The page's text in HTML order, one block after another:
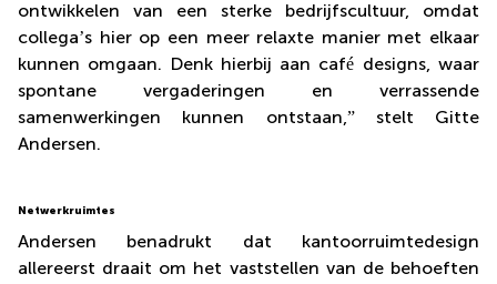
ontwikkelen van een sterke bedrijfscultuur, omdat
collega’s hier op een meer relaxte manier met elkaar
kunnen omgaan. Denk hierbij aan café designs, waar
spontane vergaderingen en verrassende
samenwerkingen kunnen ontstaan, ”stelt Gitte
Andersen.
Netwerkruimtes
Andersen benadrukt dat kantoorruimtedesign
allereerst draait om het vaststellen van de behoeften